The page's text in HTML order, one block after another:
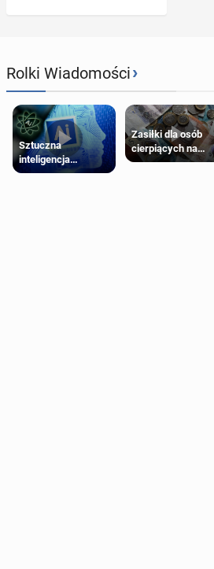
Rolki Wiadomości›
Sztuczna
inteligencja
próbowała oszukać
Zasiłki dla osób
cierpiących na
schorzenia